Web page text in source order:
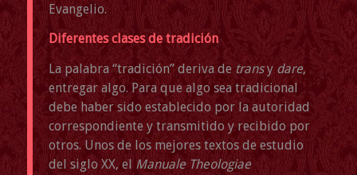
Evangelio.
Diferentes clases de tradición
La palabra “tradición” deriva de transy dare,
entregar algo. Para que algo sea tradicional
debe haber sido establecido por la autoridad
correspondiente y transmitido y recibido por
otros. Unos de los mejores textos de estudio
del siglo XX, el Manuale Theologiae